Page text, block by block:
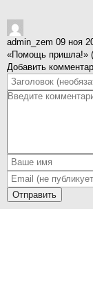
admin_zem 09 ноя
«Помощь пришла!»
Добавить
Отправить